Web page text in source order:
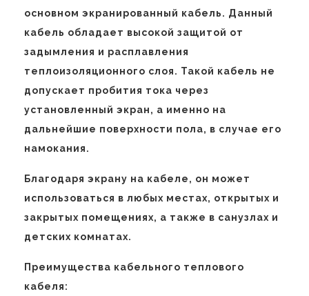
основном экранированный кабель. Данный
кабель обладает высокой защитой от
задымления и расплавления
теплоизоляционного слоя. Такой кабель не
допускает пробития тока через
установленный экран, а именно на
дальнейшие поверхности пола, в случае его
намокания.
Благодаря экрану на кабеле, он может
использоваться в любых местах, открытых и
закрытых помещениях, а также в санузлах и
детских комнатах.
Преимущества кабельного теплового
кабеля: